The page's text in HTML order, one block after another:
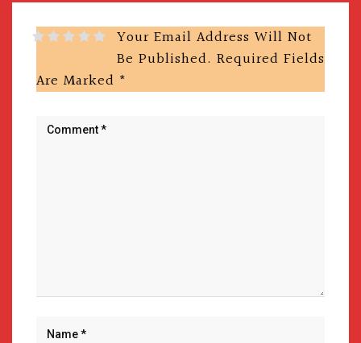
Your Email Address Will Not
Be Published. Required Fields
Are Marked *